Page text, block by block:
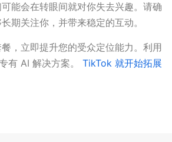
能会在转眼间就对你失去兴趣。请确
期关注你，并带来稳定的互动。
，立即提升您的受众定位能力。利用
有 AI 解决方案。
TikTok 就开始拓展